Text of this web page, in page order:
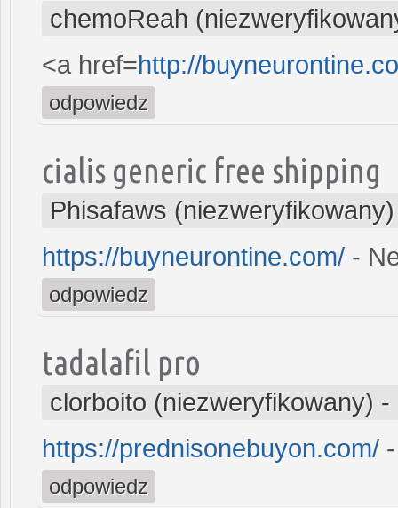
chemoReah
<a href=http://
odpowiedz
cialis generic free shipping
Phisafaws (niezweryfikowany)
https://buyneurontine.com/ -
odpowiedz
tadalafil pro
clorboito (niezweryfikowany) -
https://prednisonebuyon.com/
odpowiedz